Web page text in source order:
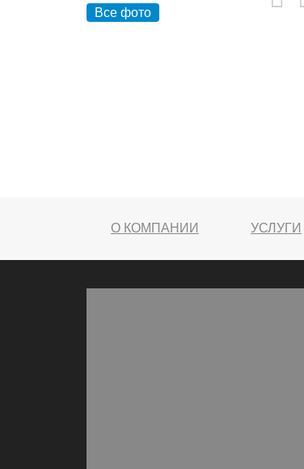
Все фото
О КОМПАНИИ УСЛУГИ